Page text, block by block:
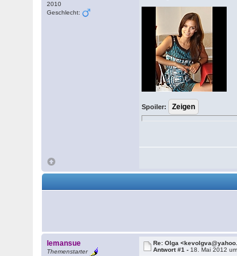
2010
Geschlecht:
Spoiler:
lemansue
Themenstarter
Re: Olga
Antwort #1 - 18. Mai 2012